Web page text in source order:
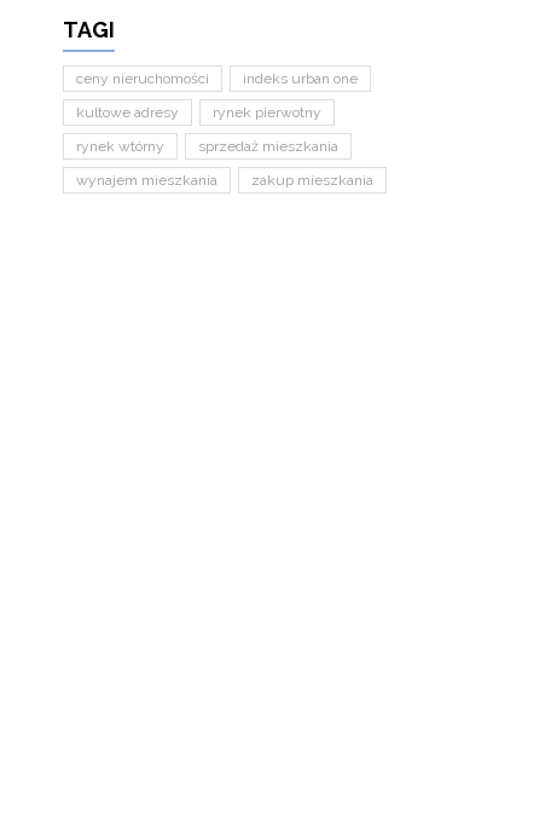
TAGI
ceny nieruchomości
indeks urban one
kultowe adresy
rynek pierwotny
rynek wtórny
sprzedaż mieszkania
wynajem mieszkania
zakup mieszkania